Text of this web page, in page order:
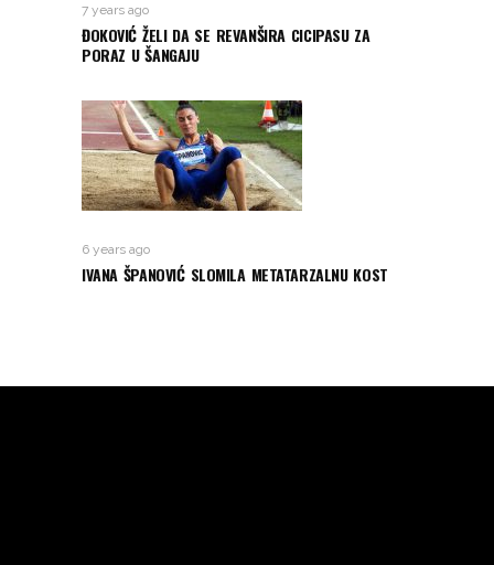
7 years ago
ĐOKOVIĆ ŽELI DA SE REVANŠIRA CICIPASU ZA
PORAZ U ŠANGAJU
6 years ago
IVANA ŠPANOVIĆ SLOMILA METATARZALNU KOST